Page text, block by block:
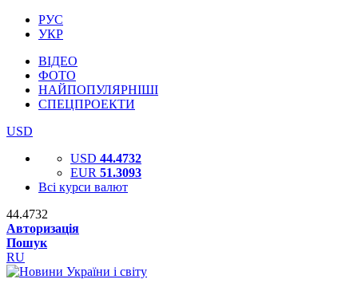
РУС
УКР
ВІДЕО
ФОТО
НАЙПОПУЛЯРНІШІ
СПЕЦПРОЕКТИ
USD
USD 44.4732
EUR 51.3093
Всі курси валют
44.4732
Авторизація
Пошук
RU